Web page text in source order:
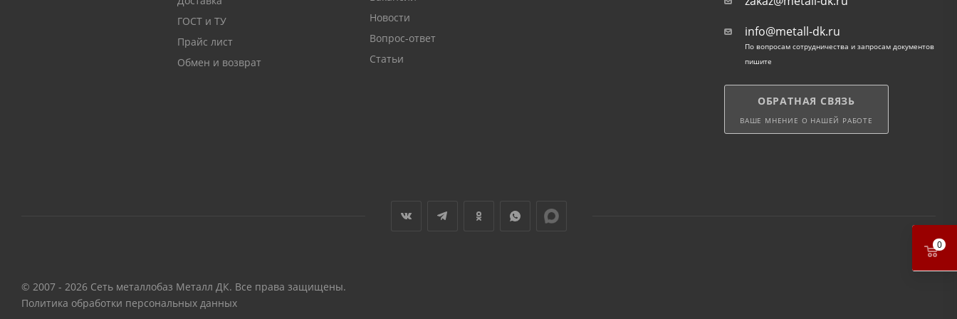
ГОСТ и ТУ
Прайс лист
Обмен и возврат
Новости
Вопрос-ответ
Статьи
info@metall-dk.ru
По вопросам сотрудничества и запросам документов
пишите
ОБРАТНАЯ СВЯЗЬ
ВАШЕ МНЕНИЕ О НАШЕЙ РАБОТЕ
© 2007 - 2026 Сеть металлобаз Металл ДК. Все права защищены.
Политика обработки персональных данных
0